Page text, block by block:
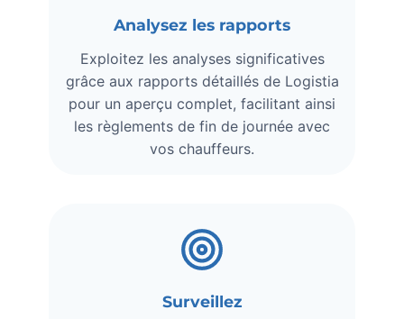
Analysez les rapports
Exploitez les analyses significatives
grâce aux rapports détaillés de Logistia
pour un aperçu complet, facilitant ainsi
les règlements de fin de journée avec
vos chauffeurs.
Surveillez